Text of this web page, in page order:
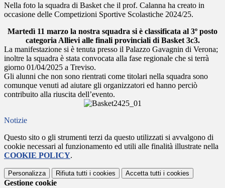
Nella foto la squadra di Basket che il prof. Calanna ha creato in
occasione delle Competizioni Sportive Scolastiche 2024/25.
Martedì 11 marzo la nostra squadra si è classificata al 3º posto
categoria Allievi alle finali provinciali di Basket 3c3.
La manifestazione si è tenuta presso il Palazzo Gavagnin di Verona;
inoltre la squadra è stata convocata alla fase regionale che si terrà
giorno 01/04/2025 a Treviso.
Gli alunni che non sono rientrati come titolari nella squadra sono
comunque venuti ad aiutare gli organizzatori ed hanno perciò
contribuito alla riuscita dell’evento.
Notizie
Questo sito o gli strumenti terzi da questo utilizzati si avvalgono di
cookie necessari al funzionamento ed utili alle finalità illustrate nella
COOKIE POLICY.
Personalizza Rifiuta tutti i cookies Accetta tutti i cookies
Gestione cookie